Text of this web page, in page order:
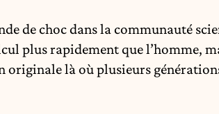
de choc dans la communauté
plus rapidement que l’homme,
là où plusieurs